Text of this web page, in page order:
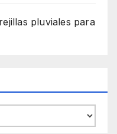
pluviales para